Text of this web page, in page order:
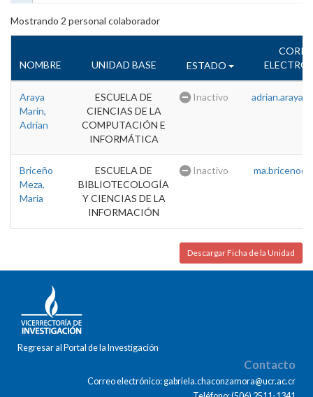
Mostrando 2 personal colaborador
NOMBRE UNIDAD BASE ESTADO
Araya
Marin,
Adrian
ESCUELA DE
CIENCIAS DE LA
COMPUTACIÓN E
INFORMÁTICA
Inactivo
Briceño
Meza,
Maria
ESCUELA DE
BIBLIOTECOLOGÍA
Y CIENCIAS DE LA
INFORMACIÓN
Inactivo
Descargar Ficha de la Unidad
Regresar al Portal de la Investigación
Contacto
Correo electrónico: gabriela.chaconzamora@ucr.ac.cr